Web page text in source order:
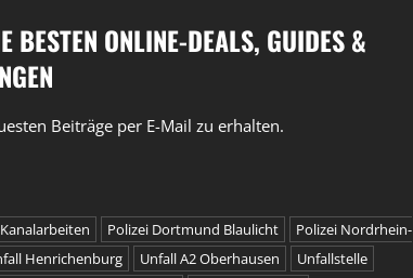
ONLINE-DEALS, GUIDES &
Beiträge per E-Mail zu erhalten.
Polizei Dortmund Blaulicht
Polizei Nordrhein-
Henrichenburg Unfall A2 Oberhausen
Unfallstelle